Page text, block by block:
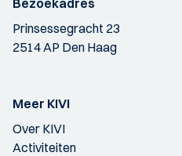
Prinsessegracht 23
2514 AP Den Haag
Meer KIVI
Over KIVI
Activiteiten